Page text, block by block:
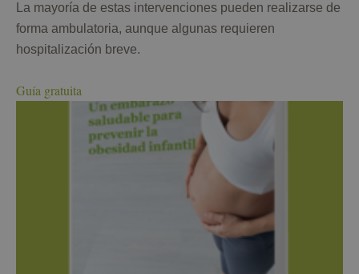
La mayoría de estas intervenciones pueden realizarse de
forma ambulatoria, aunque algunas requieren
hospitalización breve.
Guía gratuita